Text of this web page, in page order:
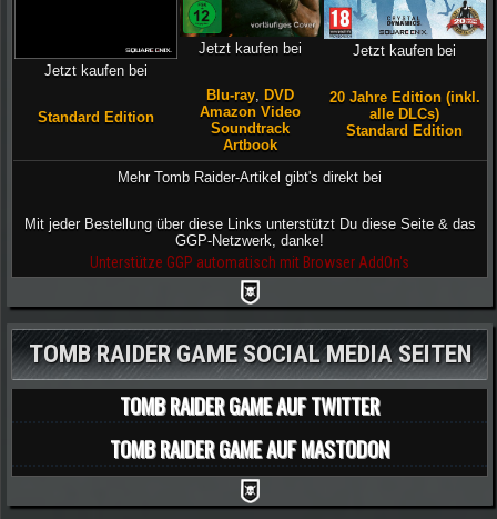
Jetzt kaufen bei
Standard Edition
Jetzt kaufen bei
Blu-ray, DVD
Amazon Video
Soundtrack
Artbook
Jetzt kaufen bei
20 Jahre Edition (inkl.
alle DLCs)
Standard Edition
Mehr Tomb Raider-Artikel gibt's direkt bei
Mit jeder Bestellung über diese Links unterstützt Du diese Seite & das
GGP-Netzwerk, danke!
Unterstütze GGP automatisch mit Browser AddOn's
TOMB RAIDER GAME SOCIAL MEDIA SEITEN
TOMB RAIDER GAME AUF TWITTER
TOMB RAIDER GAME AUF MASTODON